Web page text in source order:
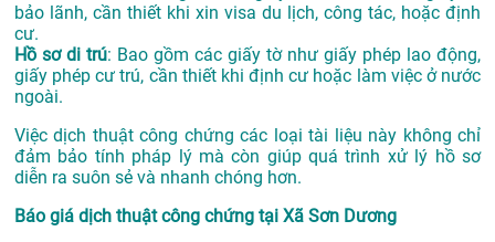
bảo lãnh, cần thiết khi xin visa du lịch, công tác, hoặc định
cư.
Hồ sơ di trú: Bao gồm các giấy tờ như giấy phép lao động,
giấy phép cư trú, cần thiết khi định cư hoặc làm việc ở nước
ngoài.
Việc dịch thuật công chứng các loại tài liệu này không chỉ
đảm bảo tính pháp lý mà còn giúp quá trình xử lý hồ sơ
diễn ra suôn sẻ và nhanh chóng hơn.
Báo giá dịch thuật công chứng tại Xã Sơn Dương